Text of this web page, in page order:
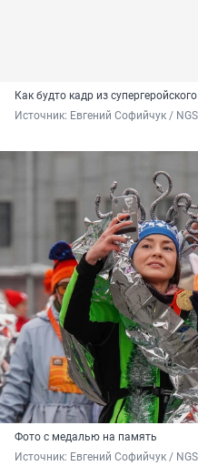
Как будто кадр из
Источник: Евгений Софийчук /
Фото с медалью на память
Источник: Евгений Софийчук /